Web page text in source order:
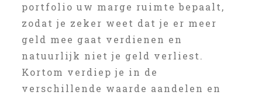
portfolio uw marge ruimte bepaalt,
zodat je zeker weet dat je er meer
geld mee gaat verdienen en
natuurlijk niet je geld verliest.
Kortom verdiep je in de
verschillende waarde aandelen en